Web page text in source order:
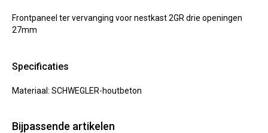
Frontpaneel ter vervanging voor nestkast 2GR drie openingen
27mm
Specificaties
Materiaal: SCHWEGLER-houtbeton
Bijpassende artikelen